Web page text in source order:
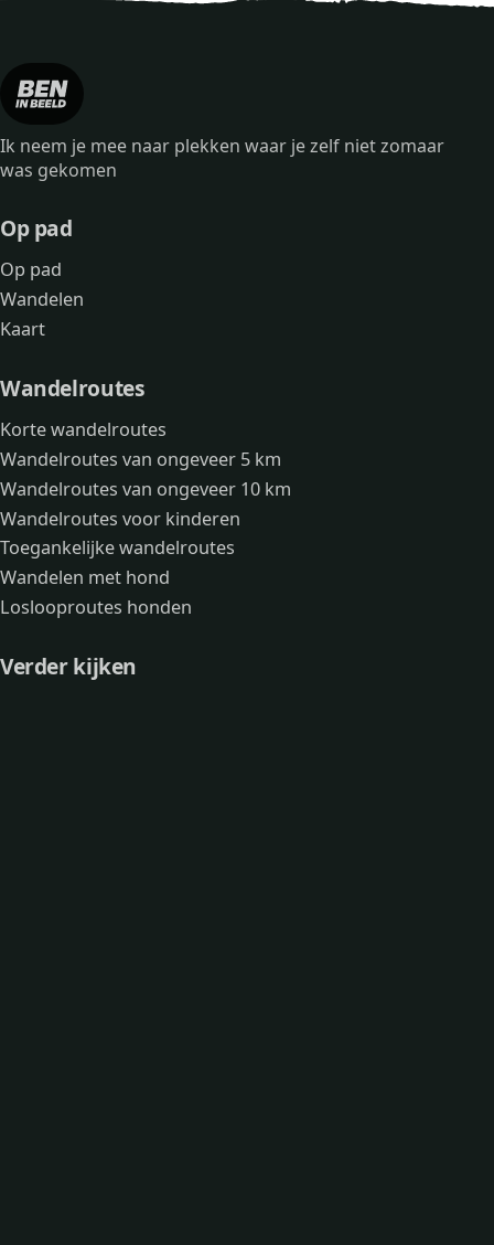
Ik neem je mee naar plekken waar je zelf niet zomaar
was gekomen
Op pad
Op pad
Wandelen
Kaart
Wandelroutes
Korte wandelroutes
Wandelroutes van ongeveer 5 km
Wandelroutes van ongeveer 10 km
Wandelroutes voor kinderen
Toegankelijke wandelroutes
Wandelen met hond
Loslooproutes honden
Verder kijken